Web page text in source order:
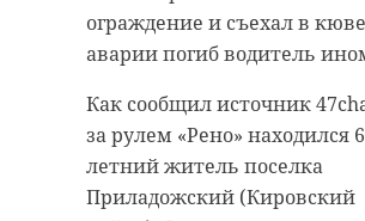
ограждение и съехал в
аварии погиб водитель
Как сообщил источник
за рулем «Рено» находился
летний житель поселка
Приладожский (Кировский
в минувшие выходные.
история получила
трагически из-за
прохожих.
Около 10:00 в субботу, 3 мая, в
среди девушек 15-16 лет.
Призером соревнований
Виктория Баева.
Девушка заняла третье
групповой гонке с